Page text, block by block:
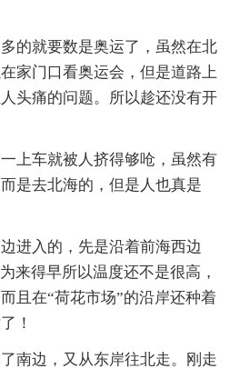
的就要数是奥运了，虽然在北
家门口看奥运会，但是道路上
头痛的问题。所以趁还没有开
上车就被人挤得够呛，虽然有
是去北海的，但是人也真是
进入的，先是沿着前海西边
来得早所以温度还不是很高，
且在“荷花市场”的沿岸还种着
！
南边，又从东岸往北走。刚走